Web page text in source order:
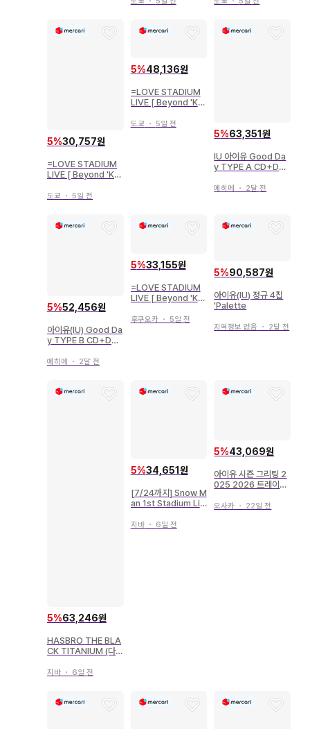
5%30,757원
=LOVE STADIUM
LIVE [ Beyond 'KY
키 비주얼 의상 츄
도쿄 ・ 5일 전
5%48,136원
=LOVE STADIUM
LIVE [ Beyond 'KY
키 비주얼 의상 3종 컴
도쿄 ・ 5일 전
5%63,351원
IU 아이유 Good Da
y TYPE A CD+DV
에히메 ・ 2달 전
5%52,456원
아이유(IU) Good Da
y TYPE B CD+DV
에히메 ・ 2달 전
5%33,155원
=LOVE STADIUM
LIVE [ Beyond 'KY
미 키 비주얼 의상 3종
후쿠오카・ 5일 전
5%90,587원
아이유(IU) 정규 4집
'Palette
지역정보 없음 ・ 2달 전
5%63,246원
HASBRO THE BLA
CK TITANIUM (다이
지바 ・ 6일 전
5%34,651원
[7/24까지] Snow M
an 1st Stadium Liv
지바・ 6일 전
5%43,069원
아이유 시즌 그리팅 2
025 2026 트레이딩
오사카 ・ 22일 전